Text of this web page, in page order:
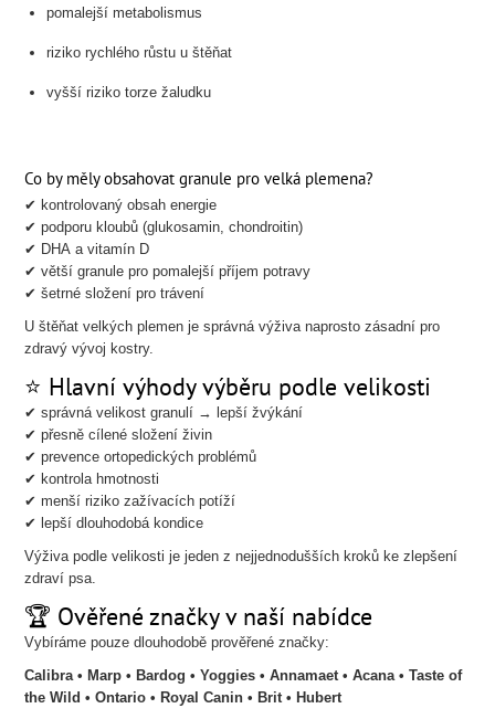
pomalejší metabolismus
riziko rychlého růstu u štěňat
vyšší riziko torze žaludku
Co by měly obsahovat granule pro velká plemena?
✔ kontrolovaný obsah energie
✔ podporu kloubů (glukosamin, chondroitin)
✔ DHA a vitamín D
✔ větší granule pro pomalejší příjem potravy
✔ šetrné složení pro trávení
U štěňat velkých plemen je správná výživa naprosto zásadní pro
zdravý vývoj kostry.
⭐ Hlavní výhody výběru podle velikosti
✔ správná velikost granulí → lepší žvýkání
✔ přesně cílené složení živin
✔ prevence ortopedických problémů
✔ kontrola hmotnosti
✔ menší riziko zažívacích potíží
✔ lepší dlouhodobá kondice
Výživa podle velikosti je jeden z nejjednodušších kroků ke zlepšení
zdraví psa.
🏆 Ověřené značky v naší nabídce
Vybíráme pouze dlouhodobě prověřené značky:
Calibra • Marp • Bardog • Yoggies • Annamaet • Acana • Taste of
the Wild • Ontario • Royal Canin • Brit • Hubert